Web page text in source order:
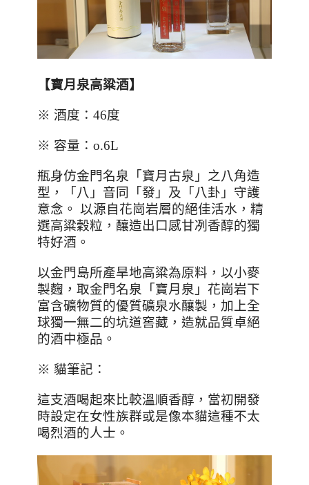
【寶月泉高粱酒】
※ 酒度： 46度
※ 容量： o.6L
瓶身仿金門名泉「寶月古泉」之八角造
型，「八」音同「發」及「八卦」守護
意念。 以源自花崗岩層的絕佳活水，精
選高粱穀粒，釀造出口感甘冽香醇的獨
特好酒。
以金門島所產旱地高粱為原料，以小麥
製麴，取金門名泉「寶月泉」花崗岩下
富含礦物質的優質礦泉水釀製，加上全
球獨一無二的坑道窖藏，造就品質卓絕
的酒中極品。
※ 貓筆記：
這支酒喝起來比較溫順香醇，當初開發
時設定在女性族群或是像本貓這種不太
喝烈酒的人士。